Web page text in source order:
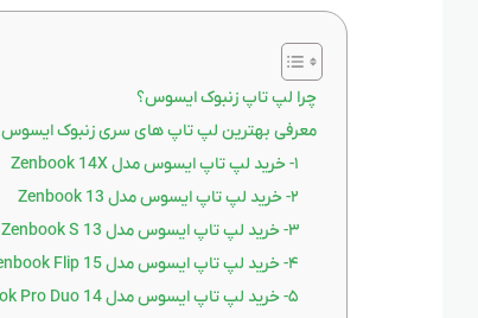
چرا لپ‌ تاپ زنبوک ایسوس؟
معرفی بهترین لپ تاپ های سری زنبوک ایسوس
۱- خرید لپ تاپ ایسوس مدل Zenbook 14X
۲- خرید لپ تاپ ایسوس مدل Zenbook 13
۳- خرید لپ تاپ ایسوس مدل Zenbook S 13
۴- خرید لپ تاپ ایسوس مدل Zenbook Flip 15
۵- خرید لپ تاپ ایسوس مدل ZenBook Pro Duo 14